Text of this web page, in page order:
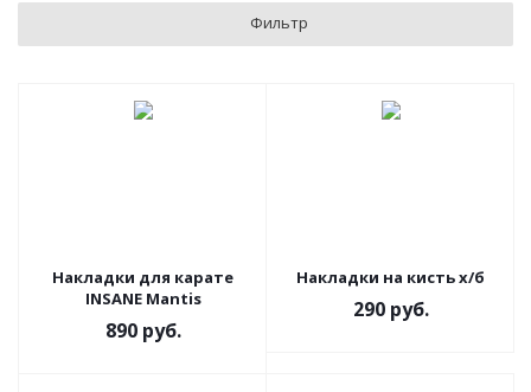
Фильтр
Накладки для карате
INSANE Mantis
890руб.
Накладки на кисть х/б
290руб.